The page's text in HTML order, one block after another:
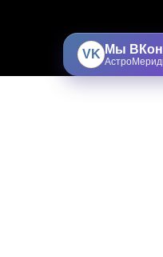
VK Мы